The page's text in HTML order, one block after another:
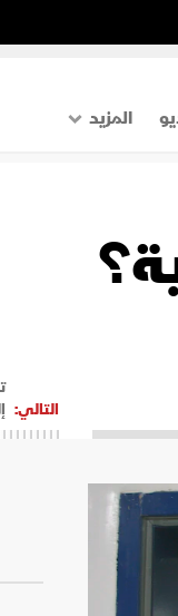
المزيد
اقتصاد
التالي: